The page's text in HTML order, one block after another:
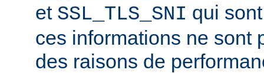
et SSL_TLS_SNI qui
ces informations ne sont
des raisons de